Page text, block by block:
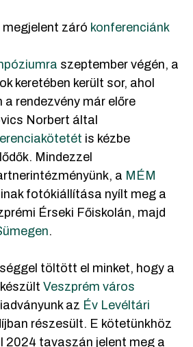
záró konferenciánk
szeptember végén, a
keretében került sor, ahol
rendezvény már előre
Norbert által
is kézbe
Mindezzel
a MÉM
fotókiállítása nyílt meg a
Érseki Főiskolán, majd
.
töltött el minket, hogy a
Veszprém város
az Év Levéltári
részesült. E kötetünkhöz
2024 tavaszán jelent meg a